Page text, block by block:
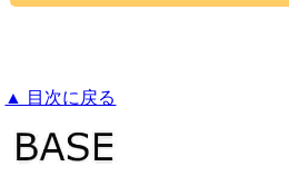
▲ 目次に戻る